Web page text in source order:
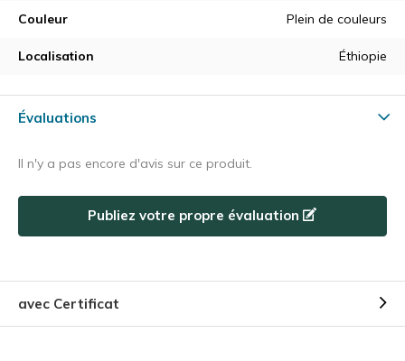
Couleur Plein de couleurs
Localisation Éthiopie
Évaluations
Il n'y a pas encore d'avis sur ce produit.
Publiez votre propre évaluation
avec Certificat